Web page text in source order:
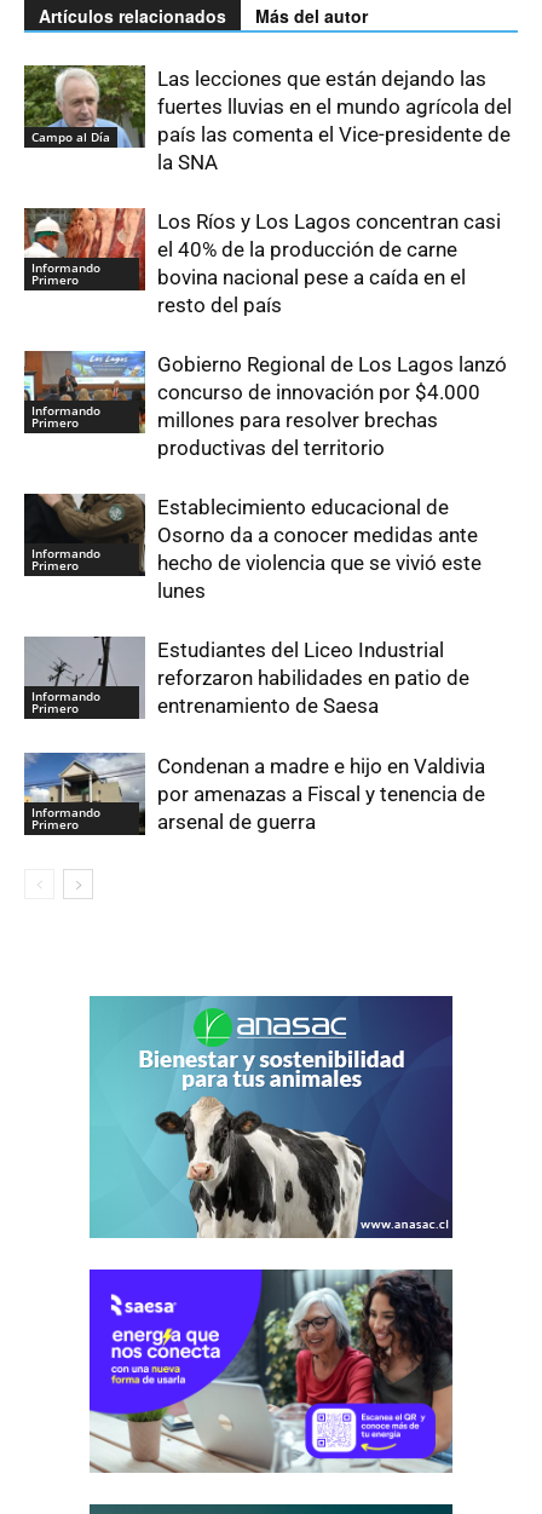
Artículos relacionados Más del autor
Campo al Día
Las lecciones que están dejando las
fuertes lluvias en el mundo agrícola del
país las comenta el Vice-presidente de
la SNA
Informando
Primero
Los Ríos y Los Lagos concentran casi
el 40% de la producción de carne
bovina nacional pese a caída en el
resto del país
Informando
Primero
Gobierno Regional de Los Lagos lanzó
concurso de innovación por $4.000
millones para resolver brechas
productivas del territorio
Informando
Primero
Establecimiento educacional de
Osorno da a conocer medidas ante
hecho de violencia que se vivió este
lunes
Informando
Primero
Estudiantes del Liceo Industrial
reforzaron habilidades en patio de
entrenamiento de Saesa
Informando
Primero
Condenan a madre e hijo en Valdivia
por amenazas a Fiscal y tenencia de
arsenal de guerra